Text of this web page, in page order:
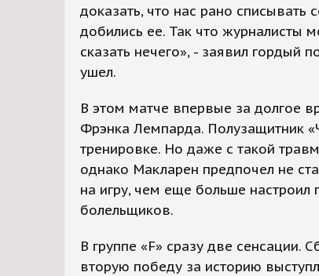
доказать, что нас рано
добились ее. Так что журналисты
сказать нечего», - заявил гордый
ушел.
В этом матче впервые за долгое
Фрэнка Лемпарда. Полузащитник
тренировке. Но даже с такой
однако Макларен предпочел не
на игру, чем еще больше настроил
болельщиков.
В группе «F» сразу две сенсации.
вторую победу за историю